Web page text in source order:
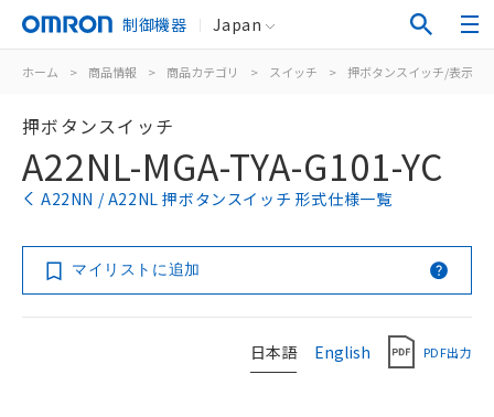
制御機器 Japan
ホーム > 商品情報 > 商品カテゴリ > スイッチ > 押ボタンスイッチ/表示灯
押ボタンスイッチ
A22NL-MGA-TYA-G101-YC
A22NN / A22NL 押ボタンスイッチ 形式仕様一覧
マイリストに追加
日本語 English PDF出力